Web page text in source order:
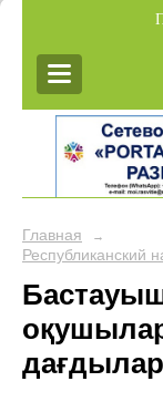
Главная →
Республиканский